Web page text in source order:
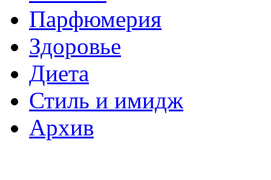
Парфюмерия
Здоровье
Диета
Стиль и имидж
Архив